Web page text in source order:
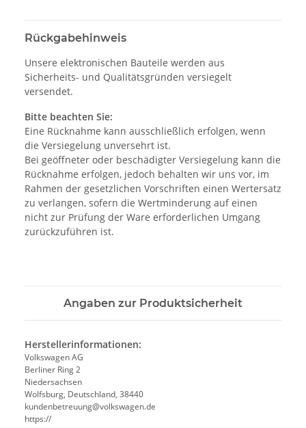
Rückgabehinweis
Unsere elektronischen Bauteile werden aus
Sicherheits- und Qualitätsgründen versiegelt
versendet.
Bitte beachten Sie:
Eine Rücknahme kann ausschließlich erfolgen, wenn
die Versiegelung unversehrt ist.
Bei geöffneter oder beschädigter Versiegelung kann die
Rücknahme erfolgen, jedoch behalten wir uns vor, im
Rahmen der gesetzlichen Vorschriften einen Wertersatz
zu verlangen, sofern die Wertminderung auf einen
nicht zur Prüfung der Ware erforderlichen Umgang
zurückzuführen ist.
Angaben zur Produktsicherheit
Herstellerinformationen:
Volkswagen AG
Berliner Ring 2
Niedersachsen
Wolfsburg, Deutschland, 38440
kundenbetreuung@volkswagen.de
https://